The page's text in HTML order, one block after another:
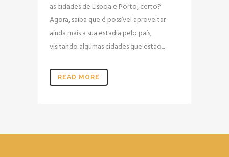
as cidades de Lisboa e Porto, certo?
Agora, saiba que é possível aproveitar
ainda mais a sua estadia pelo país,
visitando algumas cidades que estão...
READ MORE